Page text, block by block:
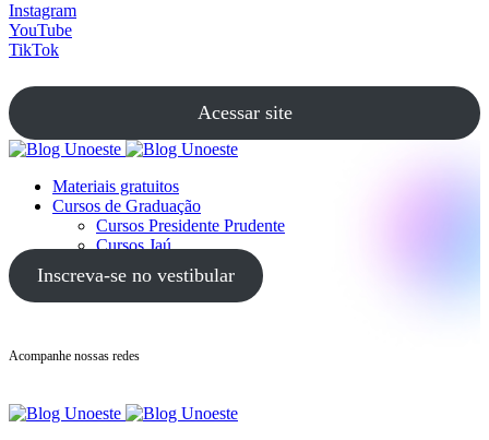
Instagram
YouTube
TikTok
Acessar site
Materiais gratuitos
Cursos de Graduação
Cursos Presidente Prudente
Cursos Jaú
Cursos Guarujá
Inscreva-se no vestibular
Acompanhe nossas redes